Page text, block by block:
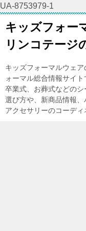
UA-8753979-1
キッズフォ
リンコテージ
キッズフォーマルウェ
ォーマル総合情報サイ
卒業式、お葬式などの
選び方や、新商品情報
アクセサリーのコーデ